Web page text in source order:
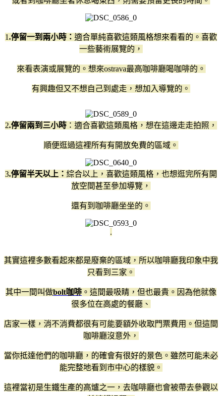
1.停留一到兩小時： 適合單純喜歡這類風格想來看看的。喜歡
一些藝術展覽的，
來看表演或展覽的。想來ostrava最高咖啡廳喝咖啡的。
有興趣但又不想自己到處走，想加入導覽的。
2.停留兩到三小時 ：適合喜歡這類風格，想在這邊走走拍照，
順便逛過這裡所有有開放免費的區域。
3.停留半天以上： 綜合以上，喜歡這類風格，也想逛完所有開
放空間甚至參加導覽，
還有到咖啡廳坐坐的。
.
其實這裡多數看起來都是廢棄的區域，所以咖啡廳我印象中我
只看到三家。
其中一間叫做bolt咖啡 。這間最吸睛，但也最貴。因為他就像
很多位在高處的餐廳、
店家一樣，消不消費都很有可能要額外收取門票費用。但這間
咖啡廳沒意外，
當你抵達他們的咖啡廳，的確會有很好的景色。雖然可能未必
能完整地看到市中心的樣貌。
這裡當初是生鐵生產的高爐之一，去咖啡廳也會被帶去參觀以